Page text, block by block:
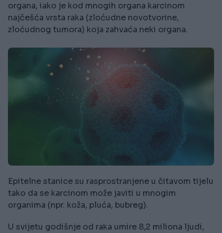
organa, iako je kod mnogih organa karcinom
najčešća vrsta raka (zloćudne novotvorine,
zloćudnog tumora) koja zahvaća neki organa.
Epitelne stanice su rasprostranjene u čitavom tijelu
tako da se karcinom može javiti u mnogim
organima (npr. koža, pluća, bubreg).
U svijetu godišnje od raka umire 8,2 miliona ljudi,